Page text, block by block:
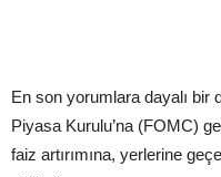
En son yorumlara dayalı bir
Piyasa Kurulu’na (FOMC)
faiz artırımına, yerlerine